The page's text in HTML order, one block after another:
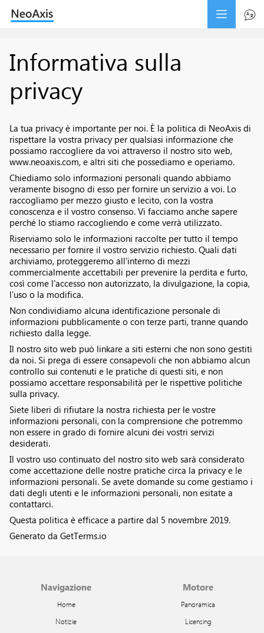
Informativa sulla
privacy
La tua privacy è importante per noi. È la politica di NeoAxis di
rispettare la vostra privacy per qualsiasi informazione che
possiamo raccogliere da voi attraverso il nostro sito web,
www.neoaxis.com, e altri siti che possediamo e operiamo.
Chiediamo solo informazioni personali quando abbiamo
veramente bisogno di esso per fornire un servizio a voi. Lo
raccogliamo per mezzo giusto e lecito, con la vostra
conoscenza e il vostro consenso. Vi facciamo anche sapere
perché lo stiamo raccogliendo e come verrà utilizzato.
Riserviamo solo le informazioni raccolte per tutto il tempo
necessario per fornire il vostro servizio richiesto. Quali dati
archiviamo, proteggeremo all'interno di mezzi
commercialmente accettabili per prevenire la perdita e furto,
così come l'accesso non autorizzato, la divulgazione, la copia,
l'uso o la modifica.
Non condividiamo alcuna identificazione personale di
informazioni pubblicamente o con terze parti, tranne quando
richiesto dalla legge.
Il nostro sito web può linkare a siti esterni che non sono gestiti
da noi. Si prega di essere consapevoli che non abbiamo alcun
controllo sui contenuti e le pratiche di questi siti, e non
possiamo accettare responsabilità per le rispettive politiche
sulla privacy.
Siete liberi di rifiutare la nostra richiesta per le vostre
informazioni personali, con la comprensione che potremmo
non essere in grado di fornire alcuni dei vostri servizi
desiderati.
Il vostro uso continuato del nostro sito web sarà considerato
come accettazione delle nostre pratiche circa la privacy e le
informazioni personali. Se avete domande su come gestiamo i
dati degli utenti e le informazioni personali, non esitate a
contattarci.
Questa politica è efficace a partire dal 5 novembre 2019.
Generato da GetTerms.io
Navigazione
Home
Notizie
Motore
Panoramica
Licensing